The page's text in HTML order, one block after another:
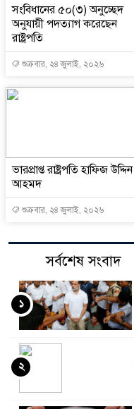
সংবিধানের ৫০(৩) অনুচ্ছেদ
অনুযায়ী পদত্যাগ করেছেন
রাষ্ট্রপতি
শুক্রবার, ২৪ জুলাই, ২০২৬
ভারপ্রাপ্ত রাষ্ট্রপতি হাফিজ উদ্দিন
আহমদ
শুক্রবার, ২৪ জুলাই, ২০২৬
সর্বশেষ সংবাদ
১
২